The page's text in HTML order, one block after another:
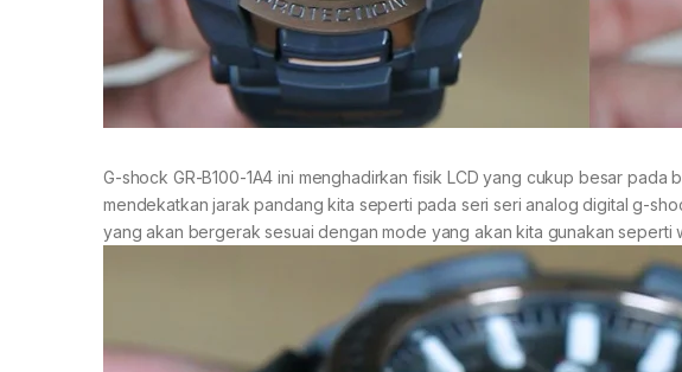
G-shock GR-B100-1A4 ini menghadirkan fisik LCD yang cukup besar pada
mendekatkan jarak pandang kita seperti pada seri seri analog digital g-
yang akan bergerak sesuai dengan mode yang akan kita gunakan seperti